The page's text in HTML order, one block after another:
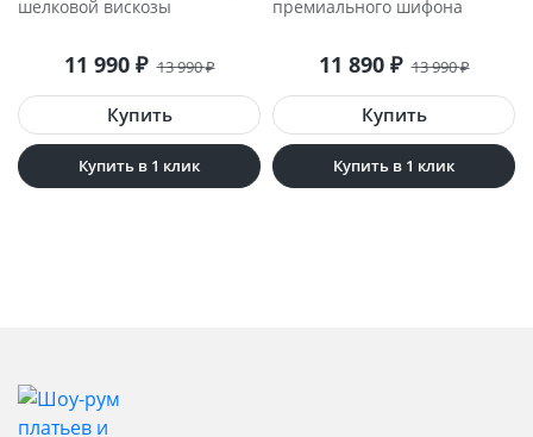
шелковой вискозы
11 990 ₽ 13 990₽
Купить в 1 клик
премиального шифона
11 890 ₽ 13 990₽
Купить в 1 клик